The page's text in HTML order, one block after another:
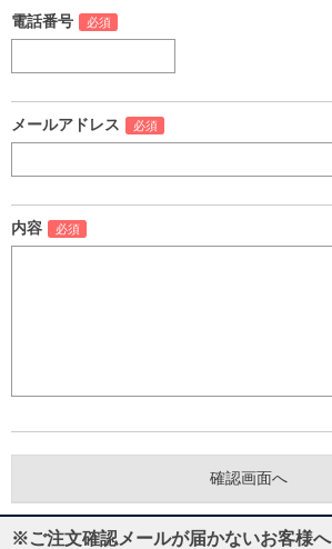
電話番号
メールアドレス
内容
※ご注文確認メールが届かないお客様へ